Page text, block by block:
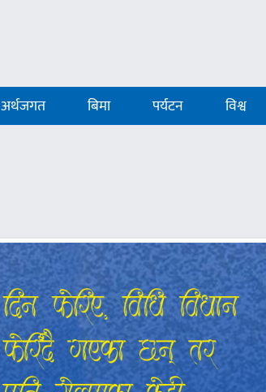
अर्थजगत बिमा पर्यटन विश्व